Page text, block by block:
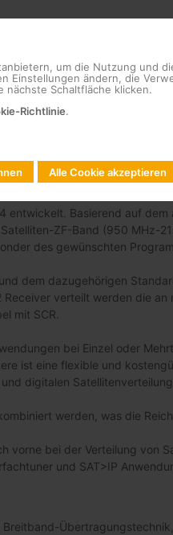
SCR-Technologie, die
vollständige Verteilung von
zu bedienen,
für die
Basierend auf
ZF-Band (950 MHz-
des gewünschten
dem dazugehörigen
verteilt werden die
mit SCR.
bei Einzel oder
ist eine flexible und
digitalen
werden, was die
vorne bei der Verteilung von
und SAT>IP
um die Nutzung und
Einstellungen ändern, die
nächste Schaltfläche klicken.
Richtlinie.
Alle Cookie akzeptieren